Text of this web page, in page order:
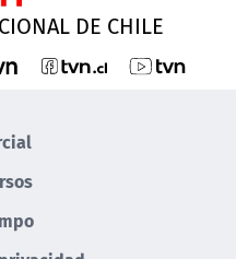
DE CHILE